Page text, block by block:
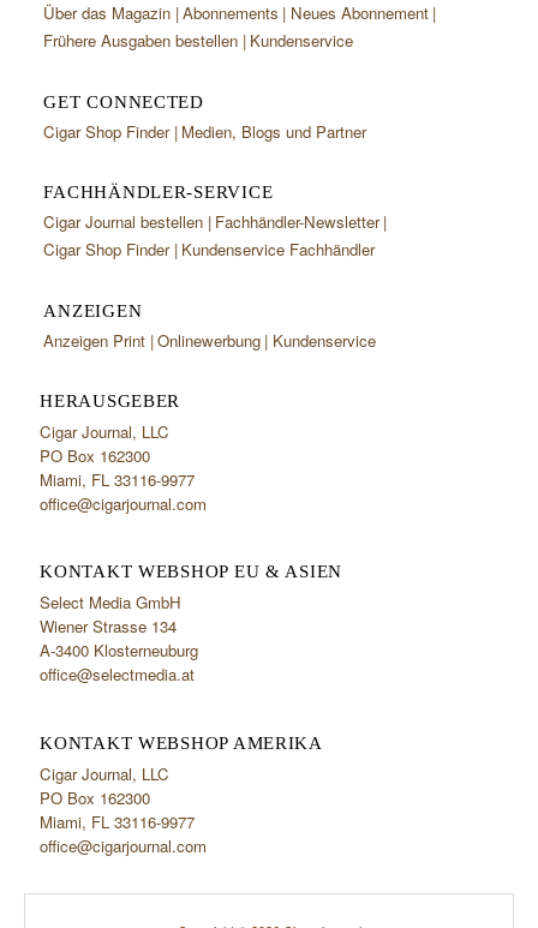
Über das Magazin Abonnements
Neues Abonnement
Frühere Ausgaben bestellen Kundenservice
GET CONNECTED
Cigar Shop Finder Medien, Blogs und Partner
FACHHÄNDLER-SERVICE
Cigar Journal bestellen Fachhändler-Newsletter
Cigar Shop Finder Kundenservice Fachhändler
ANZEIGEN
Anzeigen Print Onlinewerbung Kundenservice
HERAUSGEBER
Cigar Journal, LLC
PO Box 162300
Miami, FL 33116-9977
office@cigarjournal.com
KONTAKT WEBSHOP EU & ASIEN
Select Media GmbH
Wiener Strasse 134
A-3400 Klosterneuburg
office@selectmedia.at
KONTAKT WEBSHOP AMERIKA
Cigar Journal, LLC
PO Box 162300
Miami, FL 33116-9977
office@cigarjournal.com